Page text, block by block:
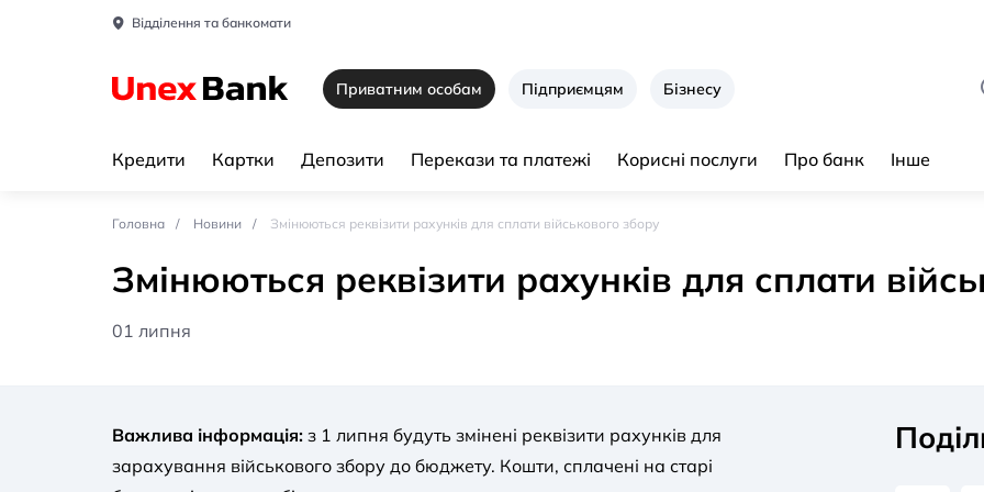
Відділення та банкомати
Приватним особам Підприємцям Бізнесу
Кредити Картки Депозити Перекази та платежі Корисні послуги Про банк Інше
Головна Новини Змінюються реквізити рахунків для сплати військового збору
Змінюються реквізити рахунків для сплати
01 липня
Важлива інформація: з 1 липня будуть змінені реквізити рахунків для
зарахування військового збору до бюджету. Кошти, сплачені на старі